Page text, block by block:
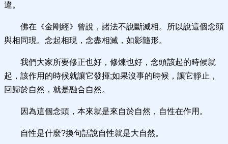
違。
佛在《金剛經》曾說，諸法不說斷滅相。所以說這個念頭
與相同現。念起相現，念盡相滅，如影隨形。
我們大家所要修正也好，修煉也好，念頭該起的時候就
起，該作用的時候就讓它發揮;如果沒事的時候，讓它靜止，
回歸於自然，就是融合自然。
因為這個念頭，本來就是來自於自然，自性在作用。
自性是什麼?換句話說自性就是大自然。